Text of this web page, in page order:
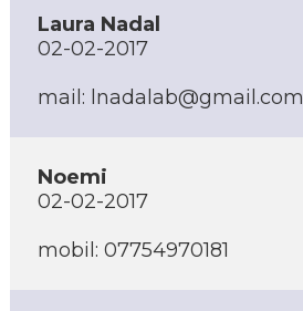
Laura Nadal
02-02-2017
mail: lnadalab@gmail.com
Noemi
02-02-2017
mobil: 07754970181